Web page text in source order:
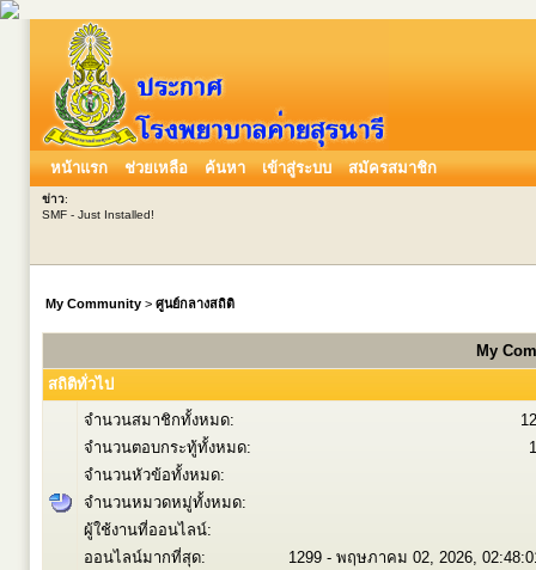
หน้าแรก ช่วยเหลือ ค้นหา เข้าสู่ระบบ สมัครสมาชิก
ข่าว:
SMF - Just Installed!
My Community > ศูนย์กลางสถิติ
My
สถิติทั่วไป
จำนวนสมาชิกทั้งหมด:
จำนวนตอบกระทู้ทั้งหมด:
จำนวนหัวข้อทั้งหมด:
จำนวนหมวดหมู่ทั้งหมด:
ผู้ใช้งานที่ออนไลน์:
ออนไลน์มากที่สุด:
1299 - พฤษภาคม 02, 2026,